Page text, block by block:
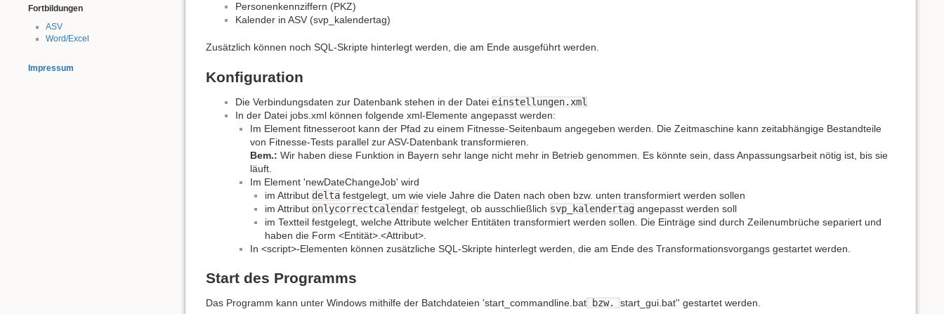
Fortbildungen
ASV
Word/Excel
Impressum
Personenkennziffern (PKZ)
Kalender in ASV (svp_kalendertag)
Zusätzlich können noch SQL-Skripte hinterlegt werden, die am Ende ausgeführt werden.
Konfiguration
Die Verbindungsdaten zur Datenbank stehen in der Datei einstellungen.xml
In der Datei jobs.xml können folgende xml-Elemente angepasst werden:
Im Element fitnesseroot kann der Pfad zu einem Fitnesse-Seitenbaum angegeben werden. Die Zeitmaschine kann zeitabhängige Bestandteile
von Fitnesse-Tests parallel zur ASV-Datenbank transformieren.
Bem.: Wir haben diese Funktion in Bayern sehr lange nicht mehr in Betrieb genommen. Es könnte sein, dass Anpassungsarbeit nötig ist, bis sie
läuft.
Im Element 'newDateChangeJob' wird
im Attribut delta festgelegt, um wie viele Jahre die Daten nach oben bzw. unten transformiert werden sollen
im Attribut onlycorrectcalendar festgelegt, ob ausschließlich svp_kalendertag angepasst werden soll
im Textteil festgelegt, welche Attribute welcher Entitäten transformiert werden sollen. Die Einträge sind durch Zeilenumbrüche separiert und
haben die Form <Entität>.<Attribut>.
In <script>-Elementen können zusätzliche SQL-Skripte hinterlegt werden, die am Ende des Transformationsvorgangs gestartet werden.
Start des Programms
Das Programm kann unter Windows mithilfe der Batchdateien 'start_commandline.bat bzw. start_gui.bat'' gestartet werden.